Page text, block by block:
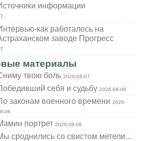
информации
как работалось на
заводе Прогресс
материалы
твою боль2026-08-07
себя и судьбу2026-08-06
законам военного времени2026-
06
портрет2026-08-06
сроднились со свистом метели...